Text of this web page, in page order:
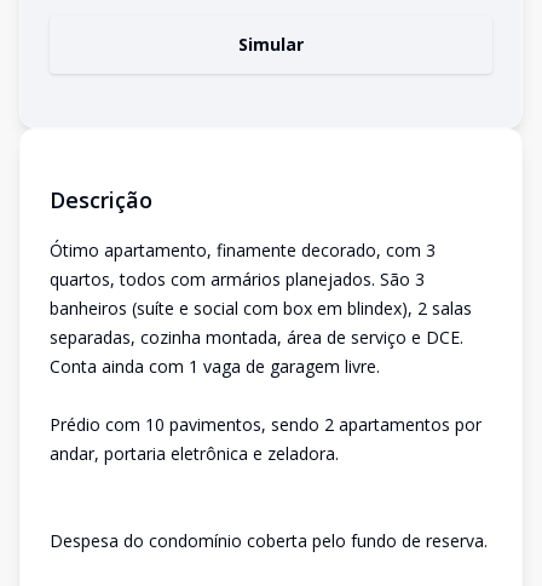
Simular
Descrição
Ótimo apartamento, finamente decorado, com 3
quartos, todos com armários planejados. São 3
banheiros (suíte e social com box em blindex), 2 salas
separadas, cozinha montada, área de serviço e DCE.
Conta ainda com 1 vaga de garagem livre.
Prédio com 10 pavimentos, sendo 2 apartamentos por
andar, portaria eletrônica e zeladora.
Despesa do condomínio coberta pelo fundo de reserva.